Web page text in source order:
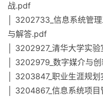
战.pdf
│ 3202733_信息系统管
与解答.pdf
│ 3202927_清华大学实
│ 3202979_数字媒介与
│ 3203847_职业生涯规
│ 3204867_信息系统项